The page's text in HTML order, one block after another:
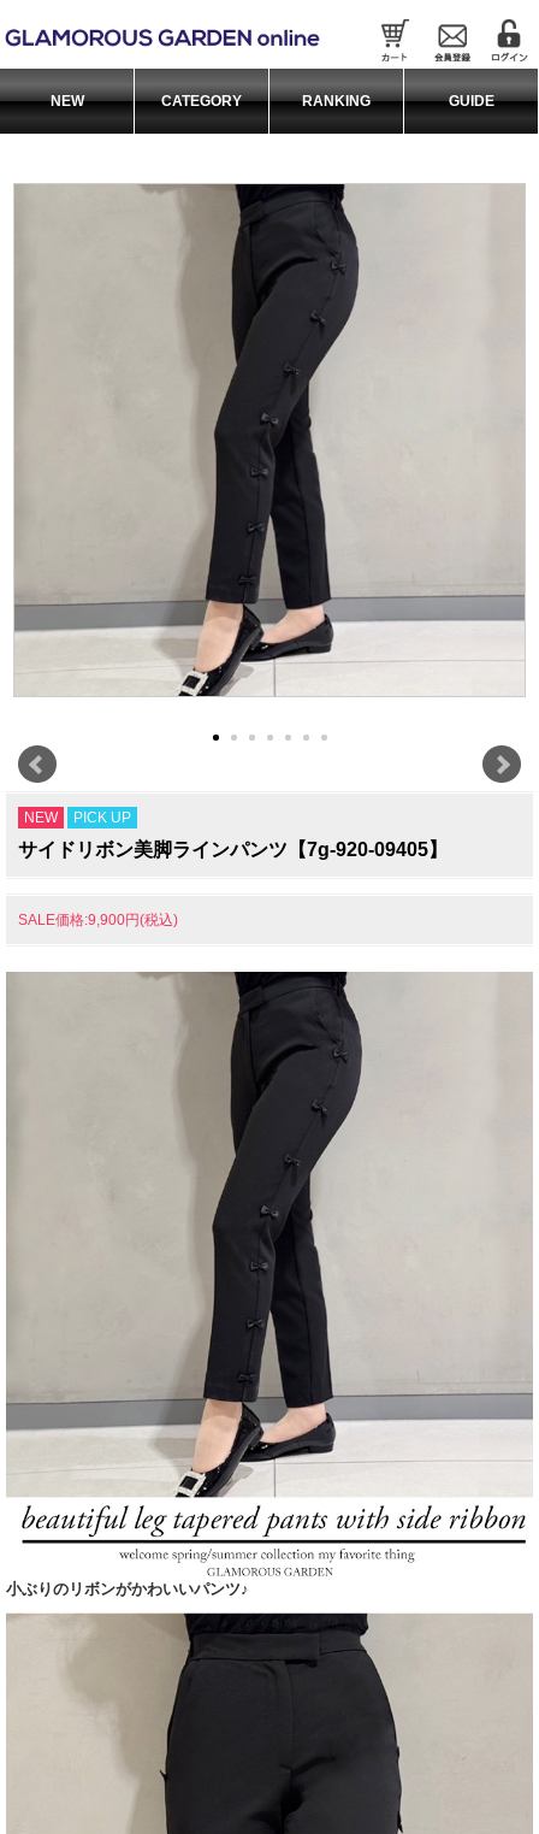
NEW PICK UP
サイドリボン美脚ラインパンツ【7g-920-09405】
SALE価格:9,900円(税込)
小ぶりのリボンがかわいいパンツ♪